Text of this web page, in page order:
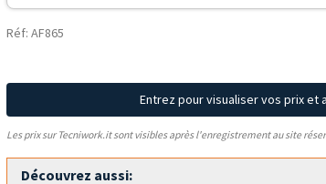
Réf: AF865
Entrez pour visualiser vos prix et
Les prix sur Tecniwork.it sont visibles après l'enregistrement au site
Découvrez aussi: